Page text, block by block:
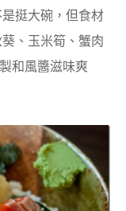
挺大碗，但食材
、玉米筍、蟹肉
和風醬滋味爽